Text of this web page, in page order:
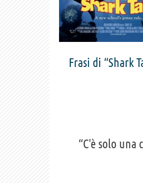
Frasi di “Shark
“C'è solo una